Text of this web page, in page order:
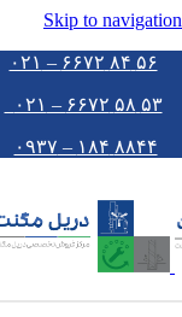
Skip to navigation
۵۶ ۸۴ ۶۶۷۲ – ۰۲۱
۵۳ ۵۸ ۶۶۷۲ – ۰۲۱
۸۸۴۴ ۱۸۴ – ۰۹۳۷